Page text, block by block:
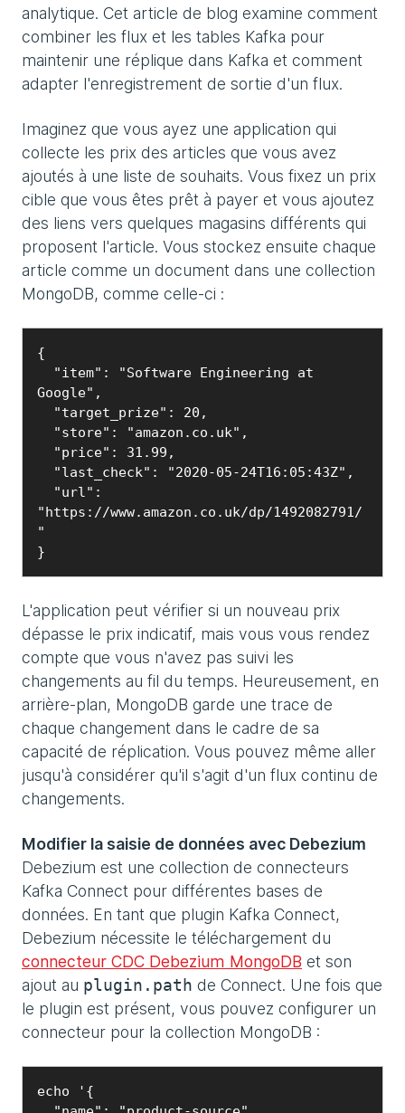
analytique. Cet article de blog examine comment
combiner les flux et les tables Kafka pour
maintenir une réplique dans Kafka et comment
adapter l'enregistrement de sortie d'un flux.
Imaginez que vous ayez une application qui
collecte les prix des articles que vous avez
ajoutés à une liste de souhaits. Vous fixez un prix
cible que vous êtes prêt à payer et vous ajoutez
des liens vers quelques magasins différents qui
proposent l'article. Vous stockez ensuite chaque
article comme un document dans une collection
MongoDB, comme celle-ci :
{
Google",
"https://www.amazon.co.uk/dp/1492082791/
"
}
L'application peut vérifier si un nouveau prix
dépasse le prix indicatif, mais vous vous rendez
compte que vous n'avez pas suivi les
changements au fil du temps. Heureusement, en
arrière-plan, MongoDB garde une trace de
chaque changement dans le cadre de sa
capacité de réplication. Vous pouvez même aller
jusqu'à considérer qu'il s'agit d'un flux continu de
changements.
Modifier la saisie de données avec Debezium
Debezium est une collection de connecteurs
Kafka Connect pour différentes bases de
données. En tant que plugin Kafka Connect,
Debezium nécessite le téléchargement du
connecteur CDC Debezium MongoDB et son
ajout au plugin.path de Connect. Une fois que
le plugin est présent, vous pouvez configurer un
connecteur pour la collection MongoDB :
echo '{